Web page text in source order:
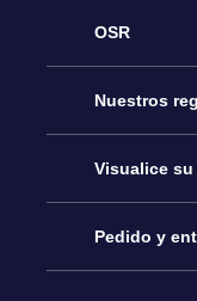
OSR
Atención
Contáctanos
Blog
Nuestros
Regalo
Paquete de
Visualice
Registro
Pedido y